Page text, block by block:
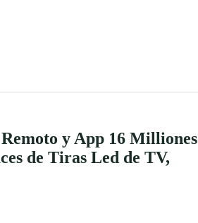
y App 16 Milliones
de Tiras Led de TV,